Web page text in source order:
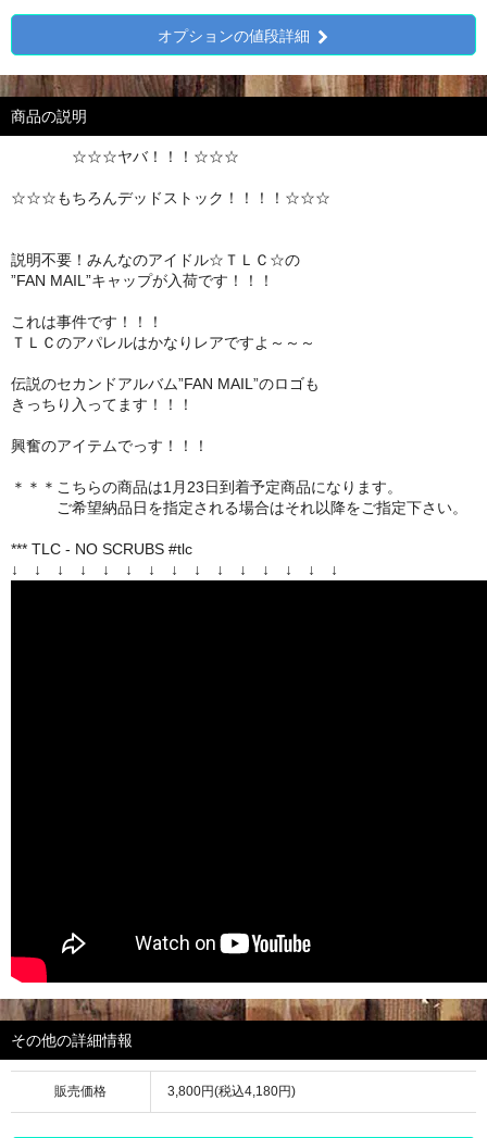
オプションの値段詳細
商品の説明
☆☆☆ヤバ！！！☆☆☆
☆☆☆もちろんデッドストック！！！！☆☆☆
説明不要！みんなのアイドル☆ＴＬＣ☆の
”FAN MAIL”キャップが入荷です！！！
これは事件です！！！
ＴＬＣのアパレルはかなりレアですよ～～～
伝説のセカンドアルバム”FAN MAIL”のロゴも
きっちり入ってます！！！
興奮のアイテムでっす！！！
＊＊＊こちらの商品は1月23日到着予定商品になります。
ご希望納品日を指定される場合はそれ以降をご指定下さい。
*** TLC - NO SCRUBS #tlc
↓ ↓ ↓ ↓ ↓ ↓ ↓ ↓ ↓ ↓ ↓ ↓ ↓ ↓ ↓
その他の詳細情報
販売価格 3,800円(税込4,180円)